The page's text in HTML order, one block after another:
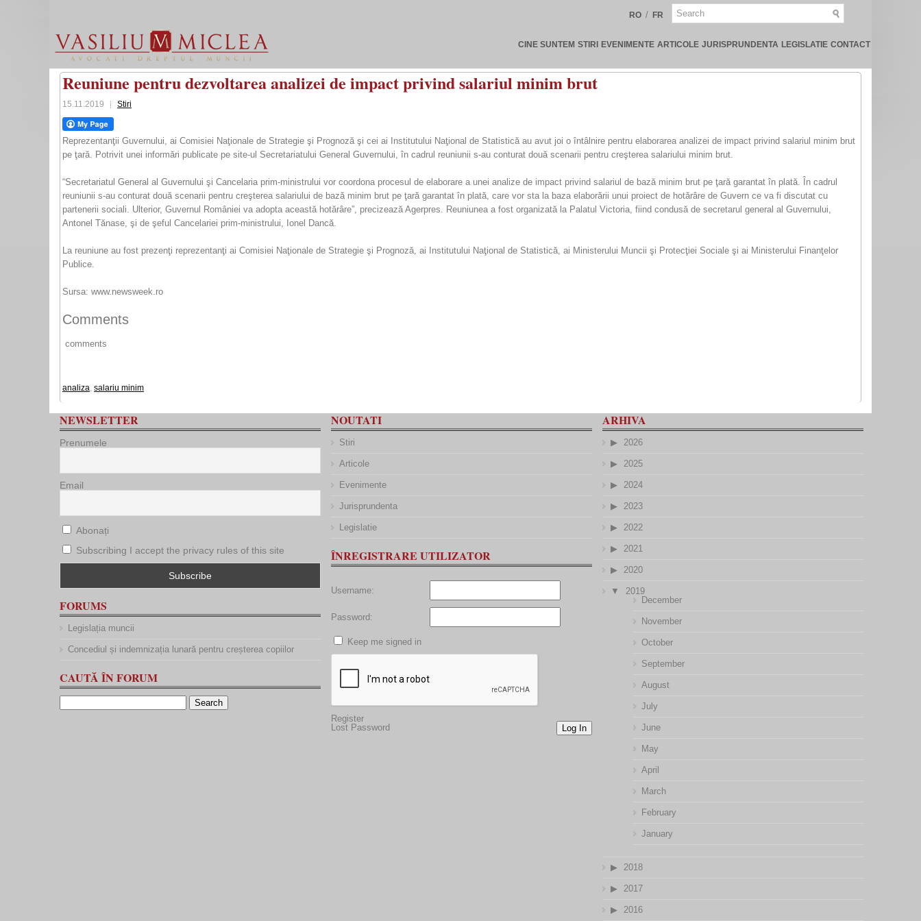
RO / FR
CINE SUNTEM STIRI EVENIMENTE ARTICOLE JURISPRUNDENTA LEGISLATIE CONTACT
Reuniune pentru dezvoltarea analizei de impact privind salariul minim brut
15.11.2019 Stiri
Reprezentanţii Guvernului, ai Comisiei Naţionale de Strategie şi Prognoză şi cei ai Institutului Naţional de Statistică au avut joi o întâlnire pentru elaborarea analizei de impact privind salariul minim brut
pe ţară. Potrivit unei informări publicate pe site-ul Secretariatului General Guvernului, în cadrul reuniunii s-au conturat două scenarii pentru creşterea salariului minim brut.
“Secretariatul General al Guvernului şi Cancelaria prim-ministrului vor coordona procesul de elaborare a unei analize de impact privind salariul de bază minim brut pe ţară garantat în plată. În cadrul
reuniunii s-au conturat două scenarii pentru creşterea salariului de bază minim brut pe ţară garantat în plată, care vor sta la baza elaborării unui proiect de hotărâre de Guvern ce va fi discutat cu
partenerii sociali. Ulterior, Guvernul României va adopta această hotărâre”, precizează Agerpres. Reuniunea a fost organizată la Palatul Victoria, fiind condusă de secretarul general al Guvernului,
Antonel Tănase, şi de şeful Cancelariei prim-ministrului, Ionel Dancă.
La reuniune au fost prezenţi reprezentanţi ai Comisiei Naţionale de Strategie şi Prognoză, ai Institutului Naţional de Statistică, ai Ministerului Muncii şi Protecţiei Sociale şi ai Ministerului Finanţelor
Publice.
Sursa: www.newsweek.ro
Comments
comments
analiza, salariu minim
NEWSLETTER
Prenumele
Email
Abonați
Subscribing I accept the privacy rules of this site
FORUMS
Legislația muncii
Concediul și indemnizația lunară pentru creșterea copiilor
CAUTĂ ÎN FORUM
NOUTATI
Stiri
Articole
Evenimente
Jurisprundenta
Legislatie
ÎNREGISTRARE UTILIZATOR
Username:
Password:
Keep me signed in
Log In
Register
Lost Password
ARHIVA
2026
2025
2024
2023
2022
2021
2020
2019
December
November
October
September
August
July
June
May
April
March
February
January
2018
2017
2016